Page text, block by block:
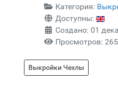
Категория:
Доступны:
Создано: 01
Просмотров:
Выкройки Чехлы